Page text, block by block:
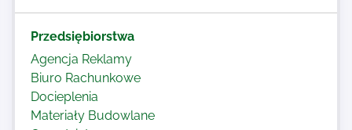
Przedsiębiorstwa
Agencja Reklamy
Biuro Rachunkowe
Docieplenia
Materiały Budowlane